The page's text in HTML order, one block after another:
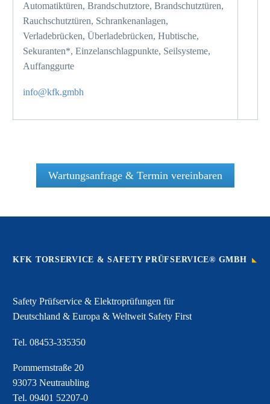
Automatiktüren, Brandschutztore, Brandschutztüren,
Rauchschutztüren, Schrankenanlagen,
Verladebrücken, Überladebrücken, Hubtische,
Sekuranten*, Einzelanschlagpunkte, Seilsysteme,
Auffanggurte
info@kfk.gmbh
Wartungsanfrage & Termin vereinbaren
KFK TORSERVICE & SAFETY PRÜFSERVICE® GMBH
Safety Prüfservice & Elektroprüfungen für
Deutschland & Europa & Weltweit Safety First
Tel. 08453-335350
Pommernstraße 20
93073 Neutraubling
Tel. 09401 52207-0